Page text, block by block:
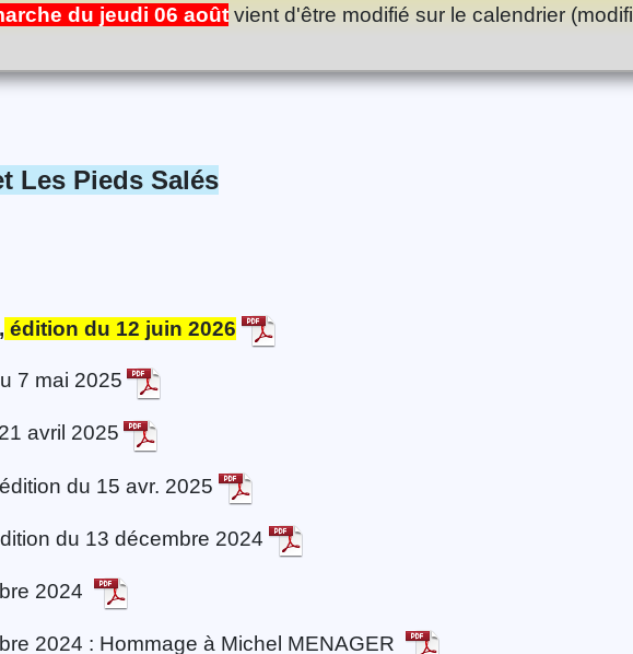
du jeudi 06 août vient d'être modifié sur le calendrier
Les Pieds Salés
édition du 12 juin 2026
7 mai 2025
avril 2025
du 15 avr. 2025
du 13 décembre 2024
2024
2024 : Hommage à Michel MENAGER